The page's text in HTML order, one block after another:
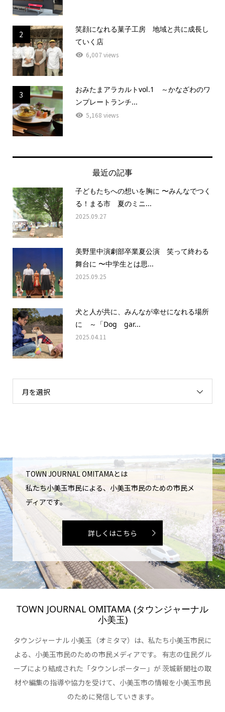
2
笑顔になれる菓子工房 地域と共に成長し
ていく店
6,007 views
3
おみたまアラカルトvol.1 ～かなざわのワ
ンプレートランチ...
5,168 views
最近の記事
子どもたちへの想いを胸に 〜みんなでつく
る！まる市 夏のミニ...
2025.09.27
美野里中演劇部卒業夏公演 笑って終わる
舞台に 〜中学生とは思...
2025.09.25
犬と人が共に、みんなが幸せになれる場所
に ～「Dog gar...
2025.04.11
月を選択
TOWN JOURNAL OMITAMAとは
私たち小美玉市民による、小美玉市民のための市民メ
ディアです。
詳しくはこちら
TOWN JOURNAL OMITAMA (タウンジャーナル
小美玉)
タウンジャーナル 小美玉（オミタマ）は、私たち小美玉市民に
よる、小美玉市民のための市民メディアです。 有志の住民グル
ープにより結成された「タウンレポーター」が 茨城新聞社の取
材や編集の指導や協力を受けて、小美玉市の情報を小美玉市民
のために発信していきます。